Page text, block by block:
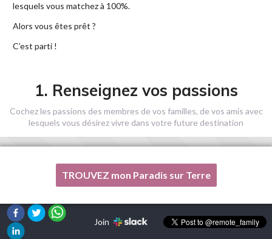
lesquels vous matchez à 100%.
Alors vous êtes prêt ?
C’est parti !
1. Renseignez vos passions
Cochez les passions des membres de vos familles, de vos amis avec
lesquels vous désirez vivre dans votre future destination
Une de mes passions n'est pas listée ici, s'il vous plaît, aidez-
TROUVEZ mon Paradis sur Terre
Join